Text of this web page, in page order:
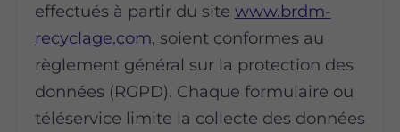
effectués à partir du site www.brdm-
recyclage.com, soient conformes au
règlement général sur la protection des
données (RGPD). Chaque formulaire ou
téléservice limite la collecte des données